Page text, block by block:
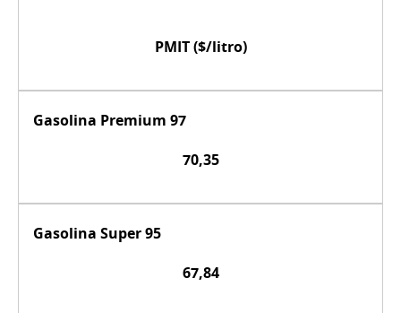
PMIT ($/litro)
Gasolina Premium 97
70,35
Gasolina Super 95
67,84